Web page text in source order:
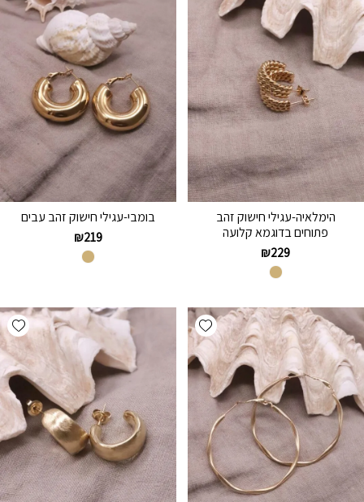
הימלאיה-עגילי חישוק זהב
פתוחים בדוגמא קלועה
₪229
בומבי-עגילי חישוק זהב עבים
₪219
Add wishlist